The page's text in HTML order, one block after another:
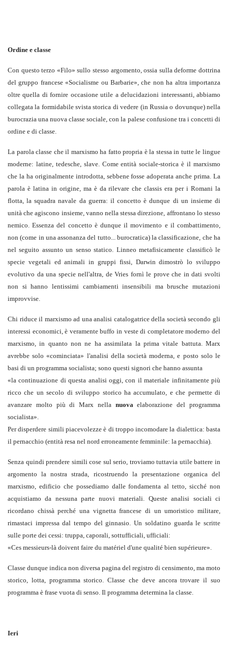
Ordine e classe
Con questo terzo «Filo» sullo stesso argomento, ossia sulla deforme dottrina
del gruppo francese «Socialisme ou Barbarie», che non ha altra importanza
oltre quella di fornire occasione utile a delucidazioni interessanti, abbiamo
collegata la formidabile svista storica di vedere (in Russia o dovunque) nella
burocrazia una nuova classe sociale, con la palese confusione tra i concetti di
ordine e di classe.
La parola classe che il marxismo ha fatto propria è la stessa in tutte le lingue
moderne: latine, tedesche, slave. Come entità sociale-storica è il marxismo
che la ha originalmente introdotta, sebbene fosse adoperata anche prima. La
parola è latina in origine, ma è da rilevare che classis era per i Romani la
flotta, la squadra navale da guerra: il concetto è dunque di un insieme di
unità che agiscono insieme, vanno nella stessa direzione, affrontano lo stesso
nemico. Essenza del concetto è dunque il movimento e il combattimento,
non (come in una assonanza del tutto... burocratica) la classificazione, che ha
nel seguito assunto un senso statico. Linneo metafisicamente classificò le
specie vegetali ed animali in gruppi fissi, Darwin dimostrò lo sviluppo
evolutivo da una specie nell'altra, de Vries fornì le prove che in dati svolti
non si hanno lentissimi cambiamenti insensibili ma brusche mutazioni
improvvise.
Chi riduce il marxismo ad una analisi catalogatrice della società secondo gli
interessi economici, è veramente buffo in veste di completatore moderno del
marxismo, in quanto non ne ha assimilata la prima vitale battuta. Marx
avrebbe solo «cominciata» l'analisi della società moderna, e posto solo le
basi di un programma socialista; sono questi signori che hanno assunta
«la continuazione di questa analisi oggi, con il materiale infinitamente più
ricco che un secolo di sviluppo storico ha accumulato, e che permette di
avanzare molto più di Marx nella nuovaelaborazione del programma
socialista».
Per disperdere simili piacevolezze è di troppo incomodare la dialettica: basta
il pernacchio (entità resa nel nord erroneamente femminile: la pernacchia).
Senza quindi prendere simili cose sul serio, troviamo tuttavia utile battere in
argomento la nostra strada, ricostruendo la presentazione organica del
marxismo, edificio che possediamo dalle fondamenta al tetto, sicché non
acquistiamo da nessuna parte nuovi materiali. Queste analisi sociali ci
ricordano chissà perché una vignetta francese di un umoristico militare,
rimastaci impressa dal tempo del ginnasio.Un soldatino guarda le scritte
sulle porte dei cessi: truppa, caporali, sottufficiali, ufficiali:
«Ces messieurs-là doivent faire du matériel d'une qualité bien supérieure».
Classe dunque indica non diversa pagina del registro di censimento, ma moto
storico, lotta, programma storico. Classe che deve ancora trovare il suo
programma è frase vuota di senso. Il programma determina la classe.
Ieri